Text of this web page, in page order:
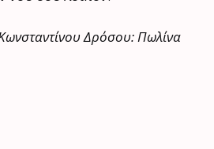
Δρόσου: Πωλίνα